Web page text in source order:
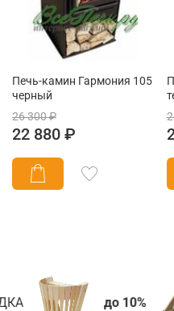
Печь-камин Гармония 105
черный
26 300 ₽
22 880 ₽
до 10%